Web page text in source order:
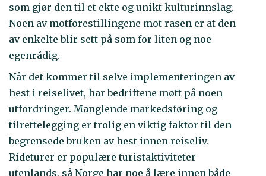
som gjør den til et ekte og unikt kulturinnslag.
Noen av motforestillingene mot rasen er at den
av enkelte blir sett på som for liten og noe
egenrådig.
Når det kommer til selve implementeringen av
hest i reiselivet, har bedriftene møtt på noen
utfordringer. Manglende markedsføring og
tilrettelegging er trolig en viktig faktor til den
begrensede bruken av hest innen reiseliv.
Rideturer er populære turistaktiviteter
utenlands, så Norge har noe å lære innen både